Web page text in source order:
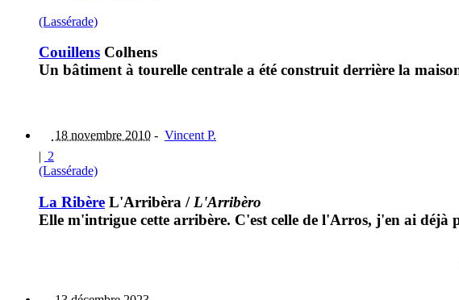
(Lassérade)
Couillens Colhens
Un bâtiment à tourelle centrale a été construit derrière la
18 novembre 2010 - Vincent P.
| 2
(Lassérade)
La Ribère L'Arribèra / L'Arribèro
Elle m'intrigue cette arribère. C'est celle de l'Arros, j'en ai